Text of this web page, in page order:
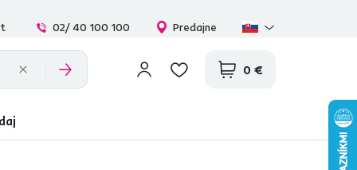
02/ 40 100 100 Predajne
0 €